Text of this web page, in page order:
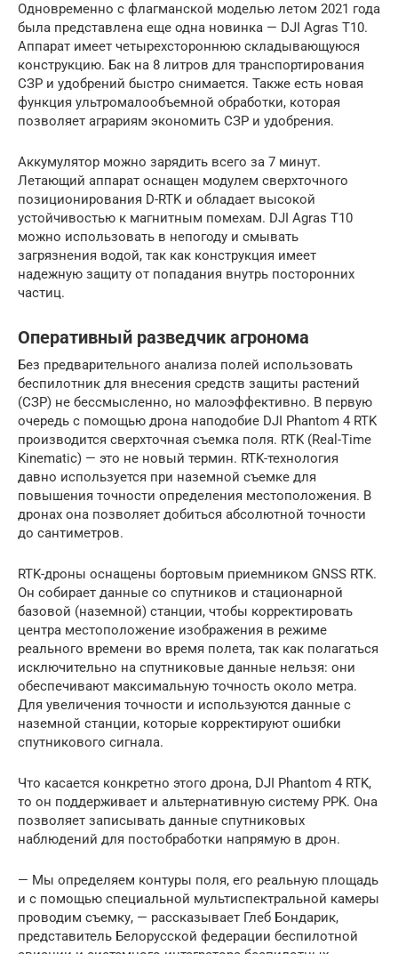
Одновременно с флагманской моделью летом 2021 года
была представлена еще одна новинка — DJI Agras T10.
Аппарат имеет четырехстороннюю складывающуюся
конструкцию. Бак на 8 литров для транспортирования
СЗР и удобрений быстро снимается. Также есть новая
функция ультромалообъемной обработки, которая
позволяет аграриям экономить СЗР и удобрения.
Аккумулятор можно зарядить всего за 7 минут.
Летающий аппарат оснащен модулем сверхточного
позиционирования D-RTK и обладает высокой
устойчивостью к магнитным помехам. DJI Agras T10
можно использовать в непогоду и смывать
загрязнения водой, так как конструкция имеет
надежную защиту от попадания внутрь посторонних
частиц.
Оперативный разведчик агронома
Без предварительного анализа полей использовать
беспилотник для внесения средств защиты растений
(СЗР) не бессмысленно, но малоэффективно. В первую
очередь с помощью дрона наподобие DJI Phantom 4 RTK
производится сверхточная съемка поля. RTK (Real-Time
Kinematic) — это не новый термин. RTK-технология
давно используется при наземной съемке для
повышения точности определения местоположения. В
дронах она позволяет добиться абсолютной точности
до сантиметров.
RTK-дроны оснащены бортовым приемником GNSS RTK.
Он собирает данные со спутников и стационарной
базовой (наземной) станции, чтобы корректировать
центра местоположение изображения в режиме
реального времени во время полета, так как полагаться
исключительно на спутниковые данные нельзя: они
обеспечивают максимальную точность около метра.
Для увеличения точности и используются данные с
наземной станции, которые корректируют ошибки
спутникового сигнала.
Что касается конкретно этого дрона, DJI Phantom 4 RTK,
то он поддерживает и альтернативную систему PPK. Она
позволяет записывать данные спутниковых
наблюдений для постобработки напрямую в дрон.
— Мы определяем контуры поля, его реальную площадь
и с помощью специальной мультиспектральной камеры
проводим съемку, — рассказывает Глеб Бондарик,
представитель Белорусской федерации беспилотной